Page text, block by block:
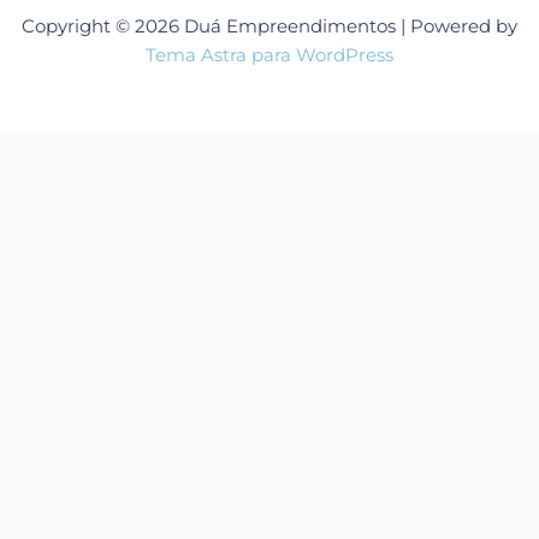
Copyright © 2026 Duá Empreendimentos | Powered by
Tema Astra para WordPress